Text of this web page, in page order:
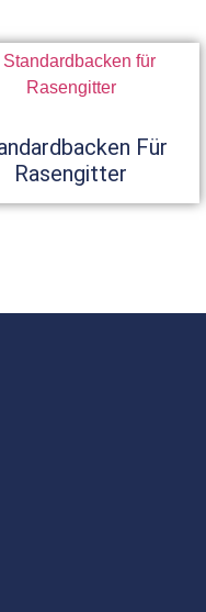
Für
Rasengitter